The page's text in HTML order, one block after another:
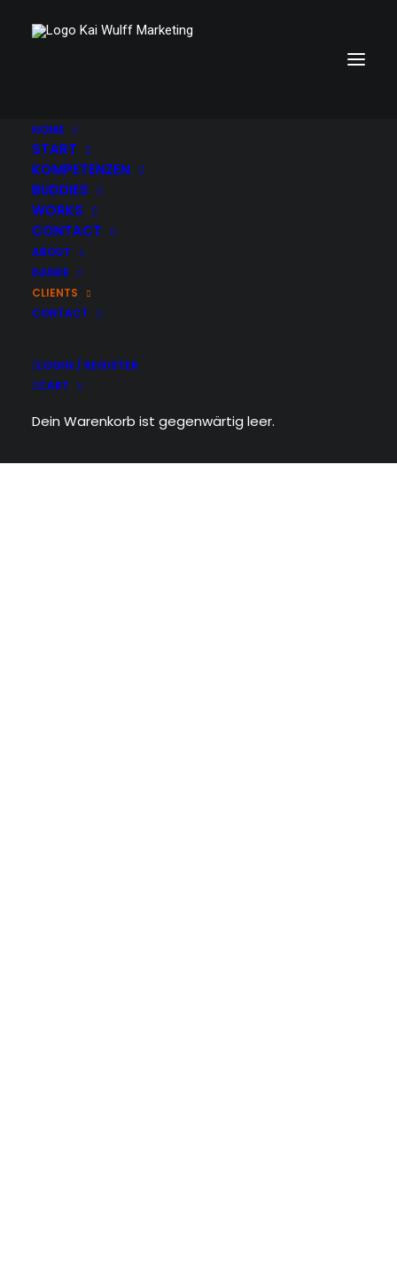
HOME
START
KOMPETENZEN
BUDDIES
WORKS
CONTACT
ABOUT
DANKE
CLIENTS
CONTACT
LOGIN / REGISTER
CART
Dein Warenkorb ist gegenwärtig leer.